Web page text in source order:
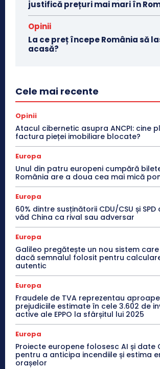
justifică prețuri mai mari în
Opinii
La ce preț începe România să
acasă?
Cele mai recente
Opinii
Atacul cibernetic asupra ANCPI: cine
factura pieței imobiliare blocate?
Europa
Unul din patru europeni cumpără
România are a doua cea mai mică
Europa
60% dintre susținătorii CDU/CSU și
văd China ca rival sau adversar
Europa
Galileo pregătește un nou sistem
dacă semnalul folosit pentru
autentic
Europa
Fraudele de TVA reprezentau
prejudiciile estimate în cele 3.602 de
active ale EPPO la sfârșitul lui 2025
Europa
Proiecte europene folosesc AI și date
pentru a anticipa incendiile și estima
orașelor